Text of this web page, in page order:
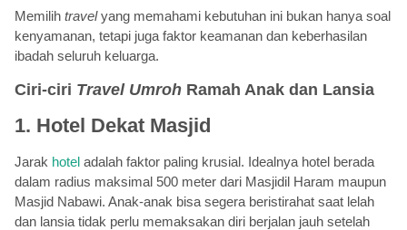
Memilih travelyang memahami kebutuhan ini bukan hanya soal
kenyamanan, tetapi juga faktor keamanan dan keberhasilan
ibadah seluruh keluarga.
Ciri-ciri Travel Umroh Ramah Anak dan Lansia
1. Hotel Dekat Masjid
Jarak hotel adalah faktor paling krusial. Idealnya hotel berada
dalam radius maksimal 500 meter dari Masjidil Haram maupun
Masjid Nabawi. Anak-anak bisa segera beristirahat saat lelah
dan lansia tidak perlu memaksakan diri berjalan jauh setelah